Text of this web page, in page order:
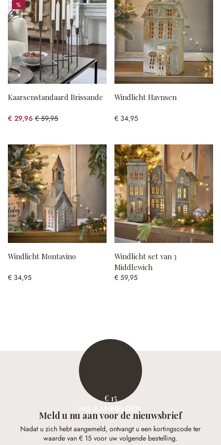
%
%
Kaarsenstandaard Brissande
€ 29,96 € 59,95
(50.03% gespart)
Windlicht Havnsen
€ 34,95
Windlicht Montavino
€ 34,95
Windlicht set van 3
Middlewich
€ 59,95
€ 15
NU AANMELDEN
Meld u nu aan voor de nieuwsbrief
Nadat u zich hebt aangemeld, ontvangt u een kortingscode ter
waarde van € 15 voor uw volgende bestelling.